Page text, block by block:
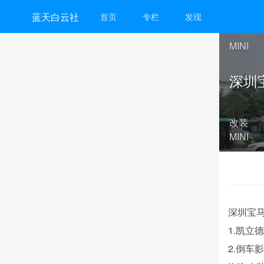
蓝天白云社 首页 专栏 发现
MINI
深圳
改装
MINI
深圳宝
1.凯立
2.倒车